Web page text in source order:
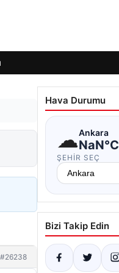
#26238
Hava Durumu
☁Ankara
NaN°C
ŞEHIR SEÇ
Bizi Takip Edin